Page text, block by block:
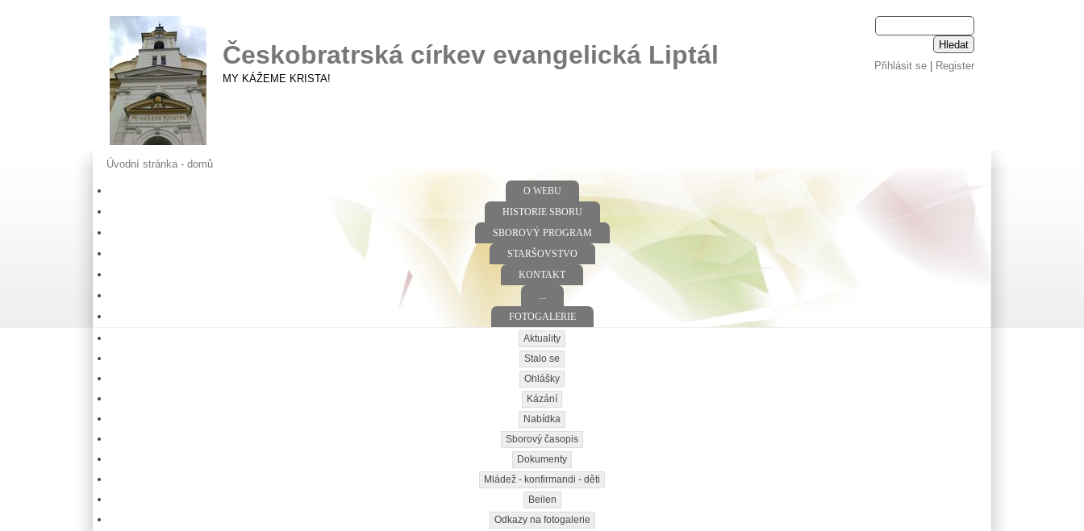
Přihlásit se| Register
Českobratrská církev evangelická Liptál
MY KÁŽEME KRISTA!
Úvodní stránka - domů
O WEBU
HISTORIE SBORU
SBOROVÝ PROGRAM
STARŠOVSTVO
KONTAKT
FOTOGALERIE
Aktuality
Stalo se
Ohlášky
Kázání
Nabídka
Sborový časopis
Dokumenty
Mládež - konfirmandi - děti
Beilen
Odkazy na fotogalerie